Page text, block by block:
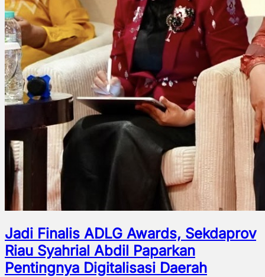
Jadi Finalis ADLG Awards, Sekdaprov
Riau Syahrial Abdil Paparkan
Pentingnya Digitalisasi Daerah